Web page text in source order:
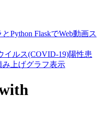
Python FlaskでWeb動画ス
イルス(COVID-19)陽性患
み上げグラフ表示